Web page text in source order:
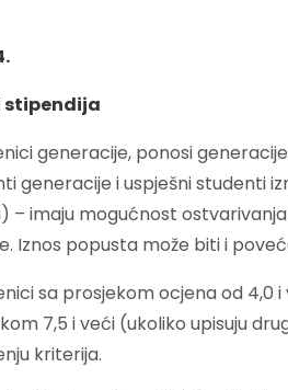
stipendija
generacije, ponosi
generacije i uspješni studenti
– imaju mogućnost
Iznos popusta može biti i
sa prosjekom ocjena od 4,0
7,5 i veći (ukoliko upisuju
kriterija.